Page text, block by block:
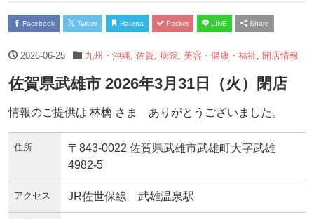
Facebook Twitter Hatena Pocket LINE Share
2026-06-25 九州・沖縄 佐賀 病院 美容・健康・福祉 開店情報
佐賀県武雄市 2026年3月31日（火）閉店
情報のご提供は 林檎 さま ありがとうございました。
住所
〒843-0022 佐賀県武雄市武雄町大字武雄
4982-5
アクセス JR佐世保線 武雄温泉駅